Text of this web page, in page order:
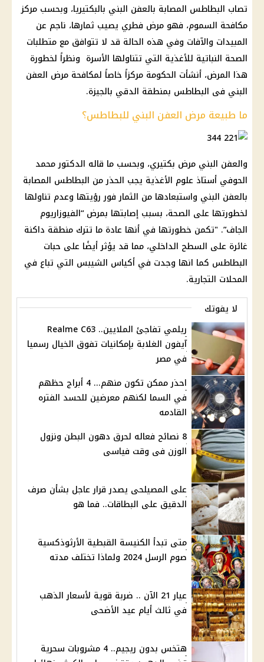
تصاب البطاطس المصابة بالعفن البني بالبكتيريا، وبحسب مركز
مكافحة السموم، فهو مرض فطري يصيب ثمارها، ناجم عن
المبيدات والآفات وفي هذه الحالة قد لا تتوافق مع متطلبات
الصحة النباتية للأغذية التي تتناولها الأسرة ونظراً لخطورة
هذا المرض، أنشأت الحكومة مركزاً خاصاً لمكافحة مرض العفن
البني فى البطاطس بمنطقة الدقي بالجيزة.
ما طبيعة مرض العفن البني للبطاطس؟
والعفن البني مرض بكتيري، وبحسب ما قاله الدكتور محمد
الحوفي أستاذ علوم الأغذية يجب الحذر من البطاطس المصابة
بالعفن البني واستبعادها من الثمار فور رؤيتها وعدم تناولها
لخطورتها على الصحة، بسبب إصابتها بمرض “الفيوزاريوم
الجاف”. "تكمن خطورتها في أنها عادة ما تترك منطقة داكنة
غائرة على السطح الداخلي، مما قد يؤثر أيضًا على حبات
البطاطس كما انها وجدت في أكياس الشيبس التي تباع في
المحلات التجارية.
لا يفوتك
ريلمي تفاجئ الملايين.. Realme C63
آيفون الغلابة بإمكانيات تفوق الخيال رسميا
في مصر
احذر ممكن تكون منهم... 4 أبراج حظهم
في السما لكنهم معرضين للحسد الفتره
القادمه
8 نصائح فعاله لحرق دهون البطن ونزول
الوزن فى وقت فياسى
على المصيلحى يصدر قرار عاجل بشأن صرف
الدقيق على البطاقات.. فما هو
متى تبدأ الكنيسة القبطية الأرثوذكسية
صوم الرسل 2024 ولماذا تختلف مدته
عيار 21 الآن .. ضربة قوية لأسعار الذهب
في ثالث أيام عيد الأضحى
هتخس بدون ريجيم.. 4 مشروبات سحرية